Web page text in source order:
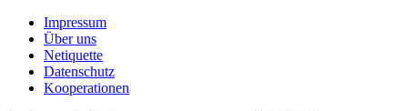
Impressum
Über uns
Netiquette
Datenschutz
Kooperationen